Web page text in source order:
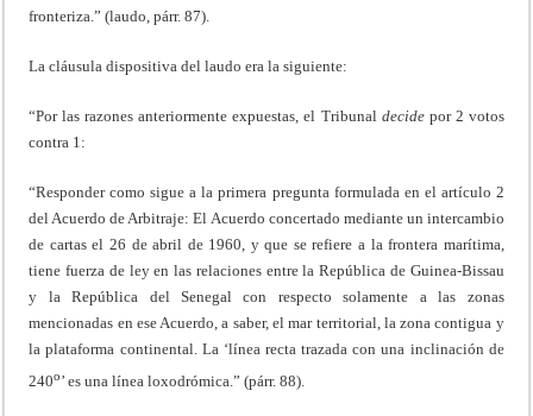
fronteriza.” (laudo, párr. 87).
La cláusula dispositiva del laudo era la siguiente:
“Por las razones anteriormente expuestas, el Tribunal decidepor 2 votos
contra 1:
“Responder como sigue a la primera pregunta formulada en el artículo 2
del Acuerdo de Arbitraje: El Acuerdo concertado mediante un intercambio
de cartas el 26 de abril de 1960, y que se refiere a la frontera marítima,
tiene fuerza de ley en las relaciones entre la República de Guinea-Bissau
y la República del Senegal con respecto solamente a las zonas
mencionadas en ese Acuerdo, a saber, el mar territorial, la zona contigua y
la plataforma continental. La ‘línea recta trazada con una inclinación de
240o’ es una línea loxodrómica.” (párr. 88).